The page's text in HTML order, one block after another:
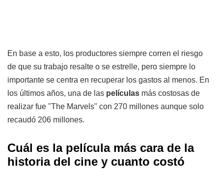
En base a esto, los productores siempre corren el riesgo
de que su trabajo resalte o se estrelle, pero siempre lo
importante se centra en recuperar los gastos al menos. En
los últimos años, una de las películas más costosas de
realizar fue "The Marvels" con 270 millones aunque solo
recaudó 206 millones.
Cuál es la película más cara de la
historia del cine y cuanto costó